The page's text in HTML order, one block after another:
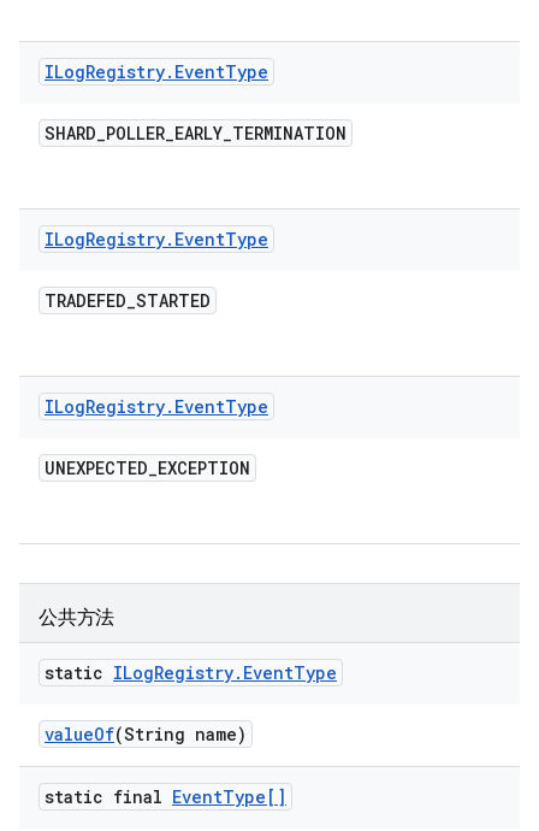
ILogRegistry. EventType
SHARD_POLLER_EARLY_TERMINATION
ILogRegistry. EventType
TRADEFED_STARTED
ILogRegistry. EventType
UNEXPECTED_EXCEPTION
公共方法
static ILogRegistry. EventType
valueOf(String name)
static final EventType[]